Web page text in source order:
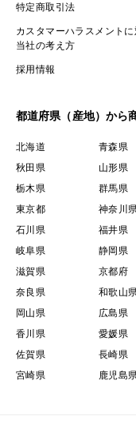
特定商取引法
カスタマーハラスメントに
当社の考え方
採用情報
都道府県（産地）から
北海道 青森県
秋田県
山形県
栃木県
群馬県
東京都
神奈川
石川県
福井県
岐阜県
静岡県
滋賀県
京都府
奈良県
和歌山
岡山県
広島県
香川県
愛媛県
佐賀県
長崎県
宮崎県
鹿児島